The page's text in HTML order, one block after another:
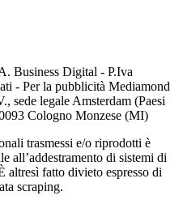
Business Digital - P.Iva
- Per la pubblicità Mediamond
sede legale Amsterdam (Paesi
Cologno Monzese (MI)
trasmessi e/o riprodotti è
all’addestramento di sistemi di
altresì fatto divieto espresso di
scraping.